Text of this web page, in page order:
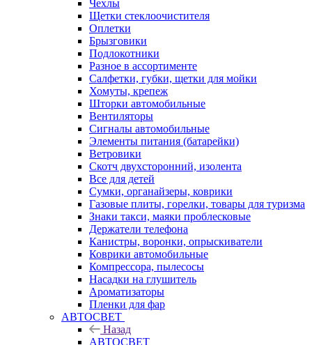
Чехлы
Щетки стеклоочистителя
Оплетки
Брызговики
Подлокотники
Разное в ассортименте
Салфетки, губки, щетки для мойки
Хомуты, крепеж
Шторки автомобильные
Вентиляторы
Сигналы автомобильные
Элементы питания (батарейки)
Ветровики
Скотч двухсторонний, изолента
Все для детей
Сумки, органайзеры, коврики
Газовые плиты, горелки, товары для туризма
Знаки такси, маяки проблесковые
Держатели телефона
Канистры, воронки, опрыскиватели
Коврики автомобильные
Компрессора, пылесосы
Насадки на глушитель
Ароматизаторы
Пленки для фар
АВТОСВЕТ
Назад
АВТОСВЕТ